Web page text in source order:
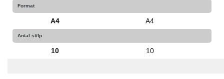
Format
A4 A4
Antal st/fp
10 10